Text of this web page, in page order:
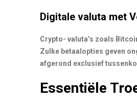
Digitale valuta met
Crypto- valuta’s zoals
Zulke betaalopties geven
afgerond exclusief
Essentiële